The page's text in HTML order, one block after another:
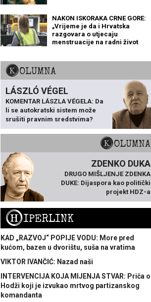
NAKON ISKORAKA CRNE GORE:
„Vrijeme je da i Hrvatska
razgovara o utjecaju
menstruacije na radni život
KOLUMNA
LÁSZLÓ VÉGEL
KOMENTAR LÁSZLA VÉGELA: Da
li se autokratski sistem može
srušiti pravnim sredstvima?
KOLUMNA
ZDENKO DUKA
DRUGO MIŠLJENJE ZDENKA
DUKE: Dijaspora kao politički
projekt HDZ-a
HIPERLINK
KAD „RAZVOJ“ POPIJE VODU: More pred
kućom, bazen u dvorištu, suša na vratima
VIKTOR IVANČIĆ: Nazad naši
INTERVENCIJA KOJA MIJENJA STVAR: Priča o
Hodži koji je izvukao mrtvog partizanskog
komandanta